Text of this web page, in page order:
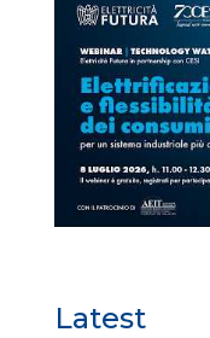
Latest